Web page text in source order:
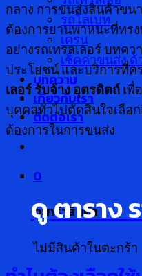
รถโลเบท
เครน
เช็คค่าขนส่ง ด้
บทความ
เกี่ยวกับเรา
ติดต่อเรา
0
ตะกร้าสินค้า
ไม่มีสินค้าในตะกร้า
กลาง การขนส่งสินค้าข
ต้องการยานพาหนะที่ทร
อย่างรถเทรลเลอร์ บทค
ประโยชน์ และบริการที่
เลอร์ รับจ้าง อุตรดิตถ์ เพื่
บุคคลทั่วไปตัดสินใจเลือ
ต้องการในการขนส่ง
ดู ตาราง